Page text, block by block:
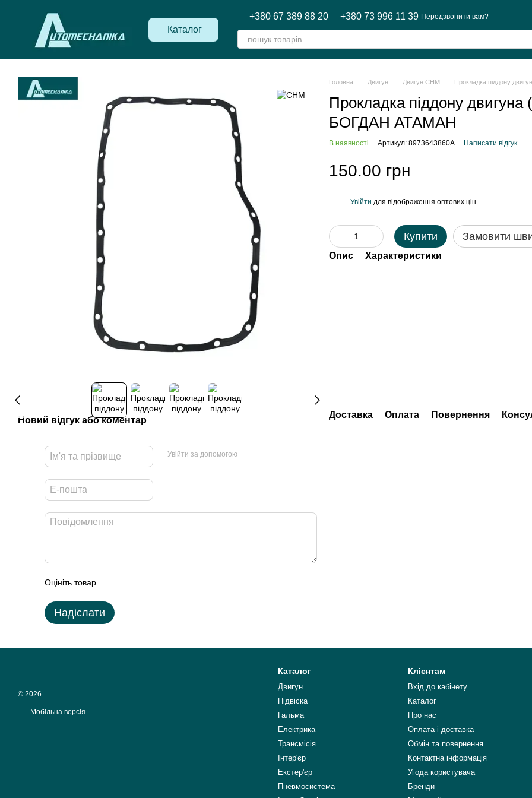
Каталог
+380 67 389 88 20 +380 73 996 11 39 Передзвонити вам?
Новий відгук або коментар
Увійти за допомогою
Оцініть товар
Надіслати
Головна Двигун Двигун CHM Прокладка піддону
Прокладка піддону
БОГДАН АТАМАН
В наявності Артикул: 8973643860A Написати відгук
150.00 грн
Увійти для відображення оптових цін
Купити Замовити
Опис Характеристики
Доставка Оплата Повернення
© 2026
Мобільна версія
Каталог
Двигун
Підвіска
Гальма
Електрика
Трансмісія
Інтер'єр
Екстер'єр
Пневмосистема
Клієнтам
Вхід до кабінету
Каталог
Про нас
Оплата і доставка
Обмін та повернення
Контактна інформація
Угода користувача
Бренди